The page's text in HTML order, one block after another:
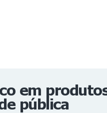
em
pública